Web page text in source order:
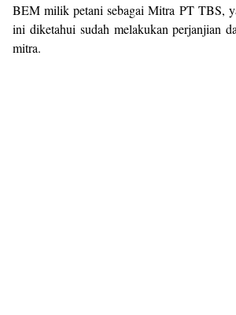
BEM milik petani sebagai Mitra PT TBS,
ini diketahui sudah melakukan perjanjian
mitra.